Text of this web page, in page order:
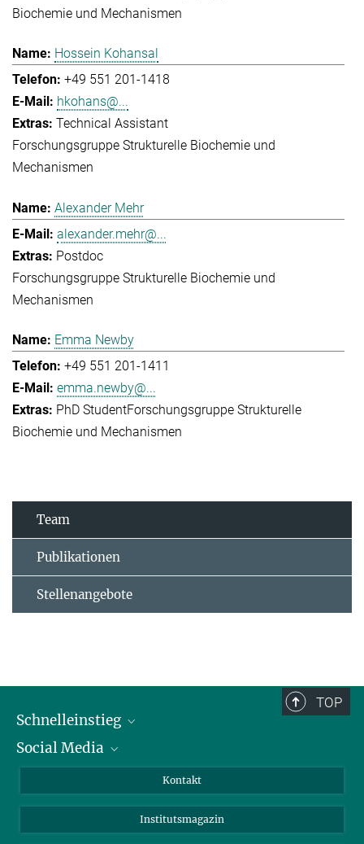
Biochemie und Mechanismen
Hossein Kohansal
+49 551 201-1418
hkohans@...
Technical Assistant
Forschungsgruppe Strukturelle Biochemie und
Mechanismen
Alexander Mehr
alexander.mehr@...
Postdoc
Forschungsgruppe Strukturelle Biochemie und
Mechanismen
Emma Newby
+49 551 201-1411
emma.newby@...
PhD StudentForschungsgruppe Strukturelle
Biochemie und Mechanismen
Team
Publikationen
Stellenangebote
TOP
Schnelleinstieg
Alumni
Fördernde
Social Media
Bluesky
Facebook
Kontakt
Institutsmagazin